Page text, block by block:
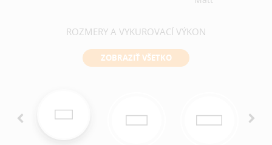
ROZMERY A VYKUROVACÍ VÝKON
ZOBRAZIŤ VŠETKO